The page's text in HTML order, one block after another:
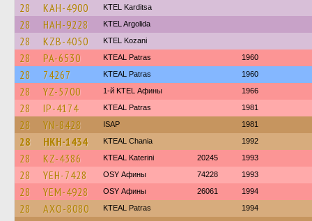
28 KAH-4900 ΚΤΕL Karditsa
28 HAH-9228 KTEL Argolida
28 KZB-4050 ΚΤΕL Kozani
28 PA-6530 KTEAL Patras 1960
28 74267 KTEAL Patras 1960
28 YZ-5700 1-й KTEL Афины 1966
28 IP-4174 KTEAL Patras 1981
28 YN-8428 ISAP 1981
28 HKH-1434 KTEAL Chania 1992
28 KZ-4386 KTEAL Katerini 20245 1993
28 YEH-7428 OSY Афины 74228 1993
28 YEM-4928 OSY Афины 26061 1994
28 AXO-8080 KTEAL Patras 1994